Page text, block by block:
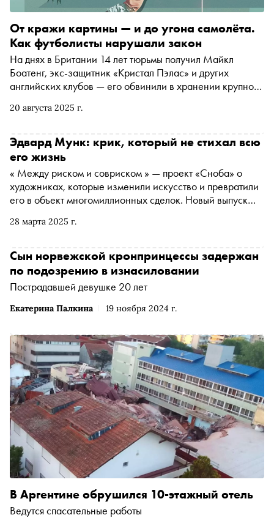
20 августа 2025 г.
От кражи картины — и до угона самолёта.
Как футболисты нарушали закон
На днях в Британии 14 лет тюрьмы получил Майкл
Боатенг, экс-защитник «Кристал Пэлас» и других
английских клубов — его обвинили в хранении крупной
футболистах, нарушавших закон по-крупному
28 марта 2025 г.
Эдвард Мунк: крик, который не стихал всю
его жизнь
« Между риском и совриском » — проект «Сноба» о
художниках, которые изменили искусство и превратили
его в объект многомиллионных сделок. Новый выпуск
Мария Шумакова обсуждают работы Эдварда Мунка
Екатерина Палкина 19 ноября 2024 г.
Сын норвежской кронпринцессы задержан
по подозрению в изнасиловании
Пострадавшей девушке 20 лет
В Аргентине обрушился 10-этажный отель
Ведутся спасательные работы